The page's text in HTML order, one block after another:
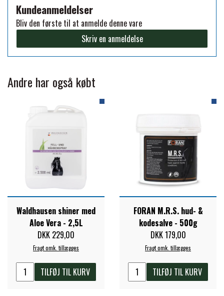
PREMIER EQUINE PADS
PREMIER EQUINE TRANSPORT
BESKYTTELSE
PREMIER EQUINE KØLETERAPI
PREMIER EQUINE GROOMING & STALD
PREMIER EQUINE RYTTER
HEVARI
JACKS
KÄLLQUIST EQUESTIAN
PHARMACARE
Kundeanmeldelser
Bliv den første til at anmelde denne vare
Skriv en anmeldelse
Andre har også købt
Waldhausen shiner med
Aloe Vera - 2,5L
DKK 229,00
Fragt omk. tillægges
TILFØJ TIL KURV
FORAN M.R.S. hud- &
kodesalve - 500g
DKK 179,00
Fragt omk. tillægges
TILFØJ TIL KURV